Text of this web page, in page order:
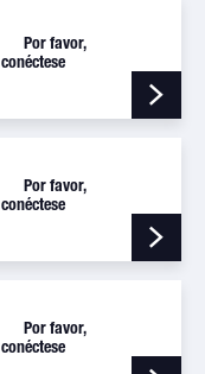
Por favor,
conéctese
Por favor,
conéctese
Por favor,
conéctese